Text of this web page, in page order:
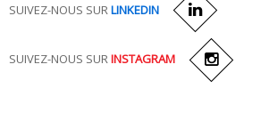
SUIVEZ-NOUS SUR LINKEDIN
SUIVEZ-NOUS SURINSTAGRAM